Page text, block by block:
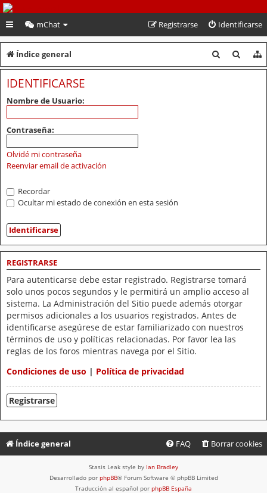
PeruVoley.com
mChat Identificarse
Registrarse
Índice general
u
u
IDENTIFICARSE
Nombre de Usuario:
Contraseña:
Olvidé mi contraseña
Reenviar email de activación
Recordar
Ocultar mi estado de conexión en esta sesión
REGISTRARSE
Para autenticarse debe estar registrado. Registrarse tomará
solo unos pocos segundos y le permitirá un amplio acceso al
sistema. La Administración del Sitio puede además otorgar
permisos adicionales a los usuarios registrados. Antes de
identificarse asegúrese de estar familiarizado con nuestros
términos de uso y políticas relacionadas. Por favor lea las
reglas de los foros mientras navega por el Sitio.
Condiciones de uso | Política de privacidad
Registrarse
Índice general Borrar cookies
FAQ
Stasis Leak style by Ian Bradley
Desarrollado por phpBB® Forum Software © phpBB Limited
Traducción al español por phpBB España